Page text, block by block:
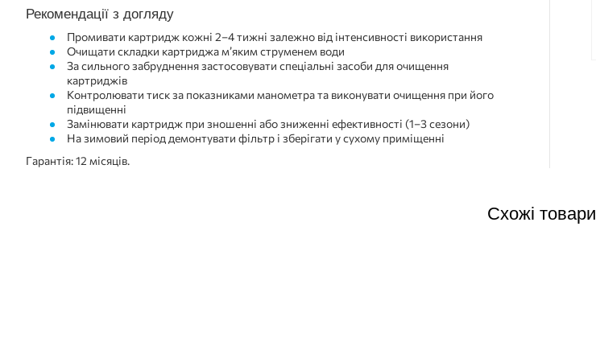
Рекомендації з догляду
Промивати картридж кожні 2–4 тижні залежно від інтенсивності використання
Очищати складки картриджа м’яким струменем води
За сильного забруднення застосовувати спеціальні засоби для очищення
картриджів
Контролювати тиск за показниками манометра та виконувати очищення при його
підвищенні
Замінювати картридж при зношенні або зниженні ефективності (1–3 сезони)
На зимовий період демонтувати фільтр і зберігати у сухому приміщенні
Гарантія: 12 місяців.
Схожі товари